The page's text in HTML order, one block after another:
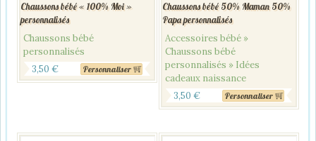
Chaussons bébé « 100% Moi »
personnalisés
Chaussons bébé
personnalisés
3,50 € Personnaliser
Chaussons bébé 50% Maman 50%
Papa personnalisés
Accessoires bébé »
Chaussons bébé
personnalisés » Idées
cadeaux naissance
3,50 € Personnaliser